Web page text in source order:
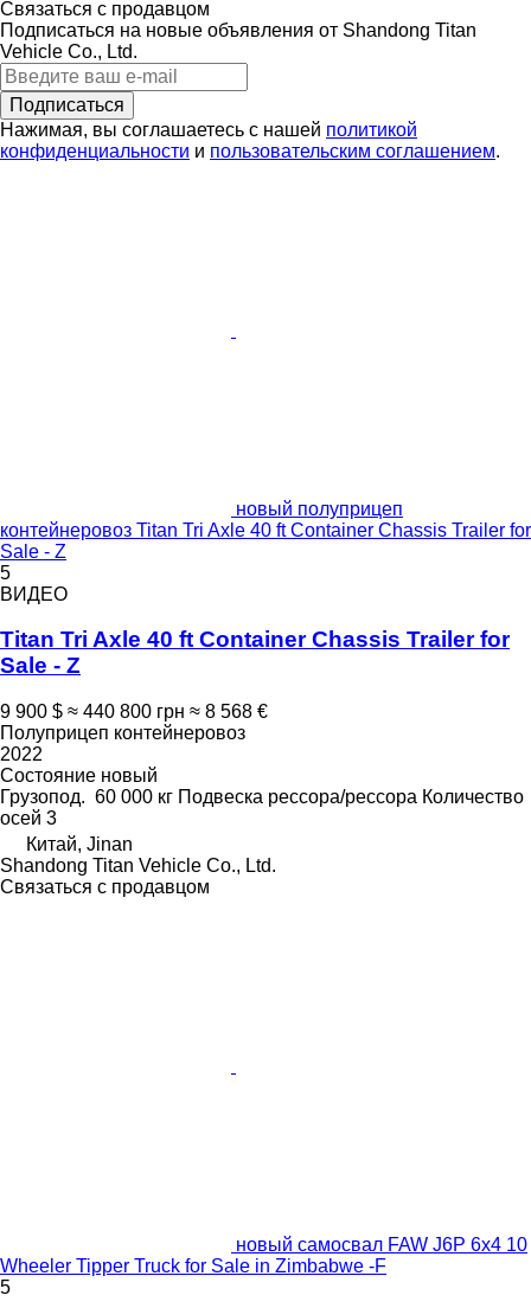
Связаться с продавцом
Подписаться на новые объявления от Shandong Titan
Vehicle Co., Ltd.
Подписаться
Нажимая, вы соглашаетесь с нашей политикой
конфиденциальности и пользовательским соглашением.
новый полуприцеп
контейнеровоз Titan Tri Axle 40 ft Container Chassis Trailer for
Sale - Z
5
ВИДЕО
Titan Tri Axle 40 ft Container Chassis Trailer for
Sale - Z
9 900 $ ≈ 440 800 грн ≈ 8 568 €
Полуприцеп контейнеровоз
2022
Состояние новый
Грузопод. 60 000 кг Подвеска рессора/рессора Количество
осей 3
Китай, Jinan
Shandong Titan Vehicle Co., Ltd.
Связаться с продавцом
новый самосвал FAW J6P 6x4 10
Wheeler Tipper Truck for Sale in Zimbabwe -F
5